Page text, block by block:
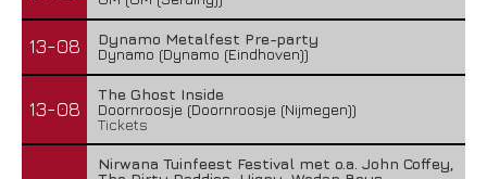
13-08
Dynamo Metalfest Pre-party
Dynamo (Dynamo (Eindhoven))
13-08
The Ghost Inside
Doornroosje (Doornroosje (Nijmegen))
Tickets
Nirwana Tuinfeest Festival met o.a. John Coffey,